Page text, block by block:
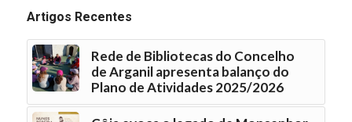
Artigos Recentes
Rede de Bibliotecas do Concelho
de Arganil apresenta balanço do
Plano de Atividades 2025/2026